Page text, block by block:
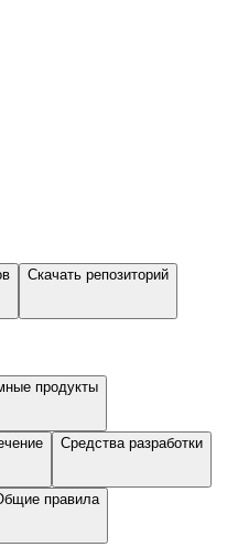
Скачать репозиторий
продукты
Средства разработки
правила